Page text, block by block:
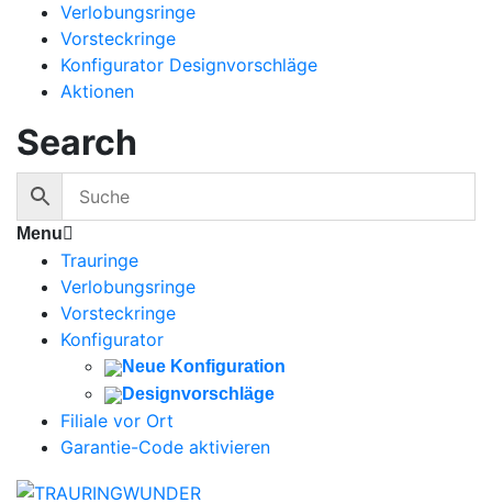
Verlobungsringe
Vorsteckringe
Konfigurator Designvorschläge
Aktionen
Search
Menu
Trauringe
Verlobungsringe
Vorsteckringe
Konfigurator
Neue Konfiguration
Designvorschläge
Filiale vor Ort
Garantie-Code aktivieren